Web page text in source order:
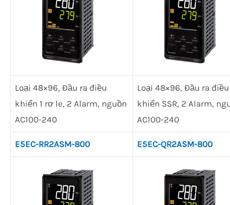
Loại 48×96, Đầu ra điều
khiển 1 rơ le, 2 Alarm, nguồn
AC100-240
Loại 48×96, Đầu ra điều
khiển SSR, 2 Alarm,
AC100-240
E5EC-RR2ASM-800 E5EC-QR2ASM-800